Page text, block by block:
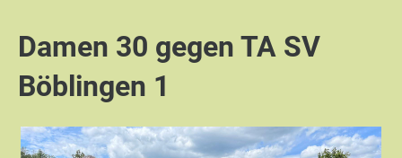
Damen 30 gegen TA SV
Böblingen 1